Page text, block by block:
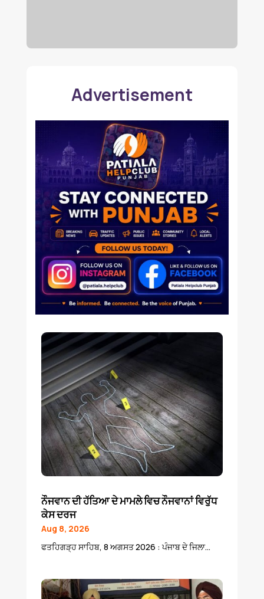
Advertisement
ਨੌਜਵਾਨ ਦੀ ਹੱਤਿਆ ਦੇ ਮਾਮਲੇ ਵਿਚ ਨੌਜਵਾਨਾਂ ਵਿਰੁੱਧ
ਕੇਸ ਦਰਜ
Aug 8, 2026
ਫਤਹਿਗੜ੍ਹ ਸਾਹਿਬ, 8 ਅਗਸਤ 2026 : ਪੰਜਾਬ ਦੇ ਜਿਲਾ...